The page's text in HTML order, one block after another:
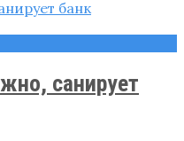
санирует